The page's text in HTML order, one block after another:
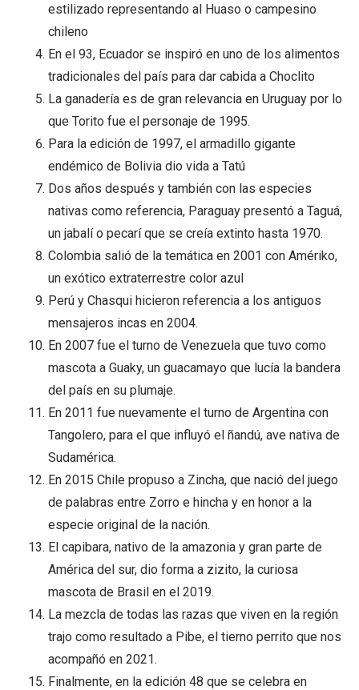
estilizado representando al Huaso o campesino
chileno
En el 93, Ecuador se inspiró en uno de los alimentos
tradicionales del país para dar cabida a Choclito
La ganadería es de gran relevancia en Uruguay por lo
que Torito fue el personaje de 1995.
Para la edición de 1997, el armadillo gigante
endémico de Bolivia dio vida a Tatú
Dos años después y también con las especies
nativas como referencia, Paraguay presentó a Taguá,
un jabalí o pecarí que se creía extinto hasta 1970.
Colombia salió de la temática en 2001 con Amériko,
un exótico extraterrestre color azul
Perú y Chasqui hicieron referencia a los antiguos
mensajeros incas en 2004.
En 2007 fue el turno de Venezuela que tuvo como
mascota a Guaky, un guacamayo que lucía la bandera
del país en su plumaje.
En 2011 fue nuevamente el turno de Argentina con
Tangolero, para el que influyó el ñandú, ave nativa de
Sudamérica.
En 2015 Chile propuso a Zincha, que nació del juego
de palabras entre Zorro e hincha y en honor a la
especie original de la nación.
El capibara, nativo de la amazonia y gran parte de
América del sur, dio forma a zizito, la curiosa
mascota de Brasil en el 2019.
La mezcla de todas las razas que viven en la región
trajo como resultado a Pibe, el tierno perrito que nos
acompañó en 2021.
Finalmente, en la edición 48 que se celebra en